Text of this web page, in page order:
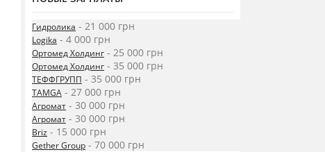
Гидролика - 21 000 грн
Logika - 4 000 грн
Ортомед Холдинг - 25 000 грн
Ортомед Холдинг - 35 000 грн
ТЕФФГРУПП - 35 000 грн
TAMGA - 27 000 грн
Агромат - 30 000 грн
Агромат - 30 000 грн
Briz - 15 000 грн
Gether Group - 70 000 грн